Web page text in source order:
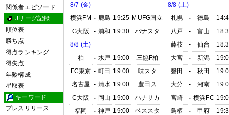
関係者エピソード
Jリーグ記録
順位表
勝ち点
得点ランキング
得失点
年齢構成
星取表
キーワード
プレスリリース
8/7 (金)
横浜FM - 鹿島 19:25 MUFG国立
G大阪
- 浦和 19:30
パナスタ
8/8 (土)
柏
- 水戸 19:00
三協F柏
FC東京 - 町田 19:00
味スタ
名古屋 - 清水 19:00
豊田ス
C大阪
- 岡山 19:00
ハナサカ
福岡
- 神戸 19:00
ベススタ
8/8 (土)
札幌
- 徳島
八戸
- 富山
藤枝
- 仙台
大宮
- 新潟
磐田
- 秋田
大分
- 湘南
宮崎
- 横浜FC
鳥栖
- 甲府